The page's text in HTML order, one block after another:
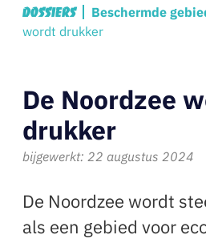
Dossiers Beschermde
wordt drukker
De Noordzee
drukker
bijgewerkt: 22 augustus 2024
De Noordzee wordt
als een gebied voor